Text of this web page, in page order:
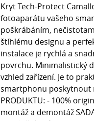
Kryt Tech-Protect
fotoaparátu vašeho
poškrábáním,
štíhlému designu a
instalace je rychlá a
povrchu. Minimalistický
vzhled zařízení. Je to
smartphonu poskytnout
PRODUKTU: - 100%
montáž a demontáž